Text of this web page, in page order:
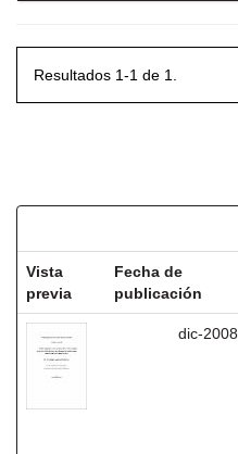
Resultados 1-1 de 1.
Vista
previa
Fecha de
publicación
dic-2008